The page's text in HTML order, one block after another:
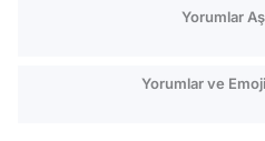
Yorumlar
Yorumlar ve